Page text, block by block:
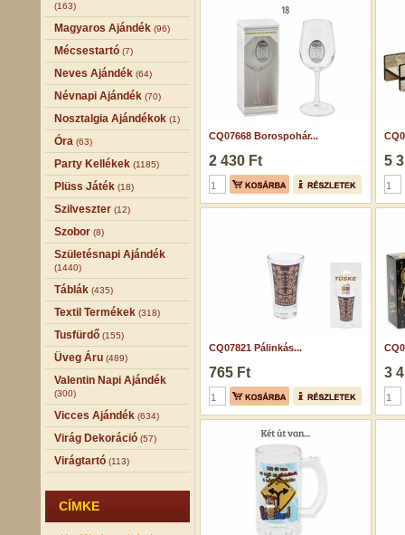
(163)
Magyaros Ajándék (96)
Mécsestartó (7)
Neves Ajándék (64)
Névnapi Ajándék (70)
Nosztalgia Ajándékok (1)
Óra (63)
Party Kellékek (1185)
Plüss Játék (18)
Szilveszter (12)
Szobor (8)
Születésnapi Ajándék
(1440)
Táblák (435)
Textil Termékek (318)
Tusfürdő (155)
Üveg Áru (489)
Valentin Napi Ajándék
(300)
Vicces Ajándék (634)
Virág Dekoráció (57)
Virágtartó (113)
CÍMKE
CQ07668 Borospohár...
2 430 Ft 5
CQ07821 Pálinkás...
765 Ft 3